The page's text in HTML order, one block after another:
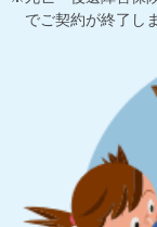
でご契約が終了し